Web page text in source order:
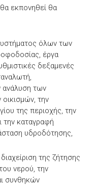
εκπονηθεί θα
όλων των
έργα
δεξαμενές
ανάλυση των
την
της περιοχής, την
την καταγραφή
υδροδότησης,
της ζήτησης
νερού, την
συνθηκών